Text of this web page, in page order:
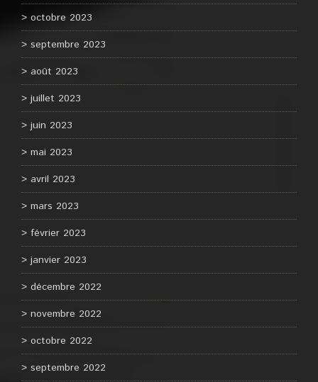
octobre 2023
septembre 2023
août 2023
juillet 2023
juin 2023
mai 2023
avril 2023
mars 2023
février 2023
janvier 2023
décembre 2022
novembre 2022
octobre 2022
septembre 2022